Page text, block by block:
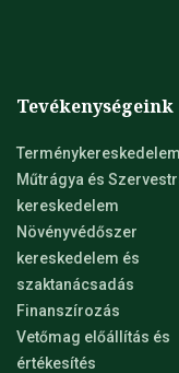
Tevékenységeink
Terménykereskedelem
Műtrágya és
kereskedelem
Növényvédőszer
kereskedelem és
szaktanácsadás
Finanszírozás
Vetőmag előállítás és
értékesítés